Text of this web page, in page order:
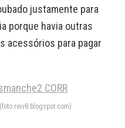
justamente para
porque havia outras
acessórios para pagar
reiv8.blogspot.com)